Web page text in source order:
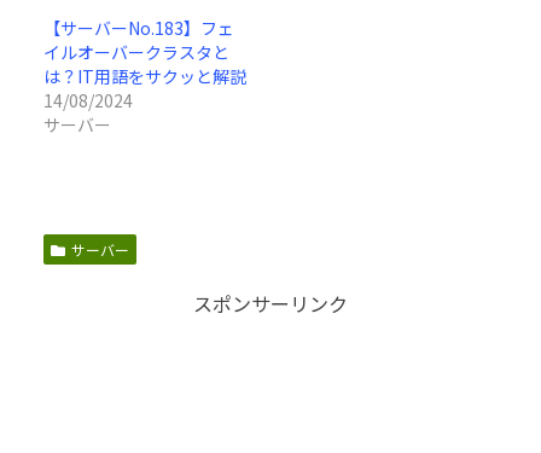
【サーバーNo.183】フェ
イルオーバークラスタと
は？IT用語をサクッと解説
14/08/2024
サーバー
サーバー
スポンサーリンク